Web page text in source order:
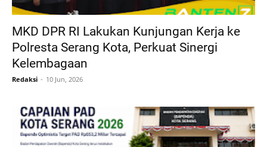
MKD DPR RI Lakukan Kunjungan Kerja ke
Polresta Serang Kota, Perkuat Sinergi
Kelembagaan
Redaksi 10 Jun, 2026